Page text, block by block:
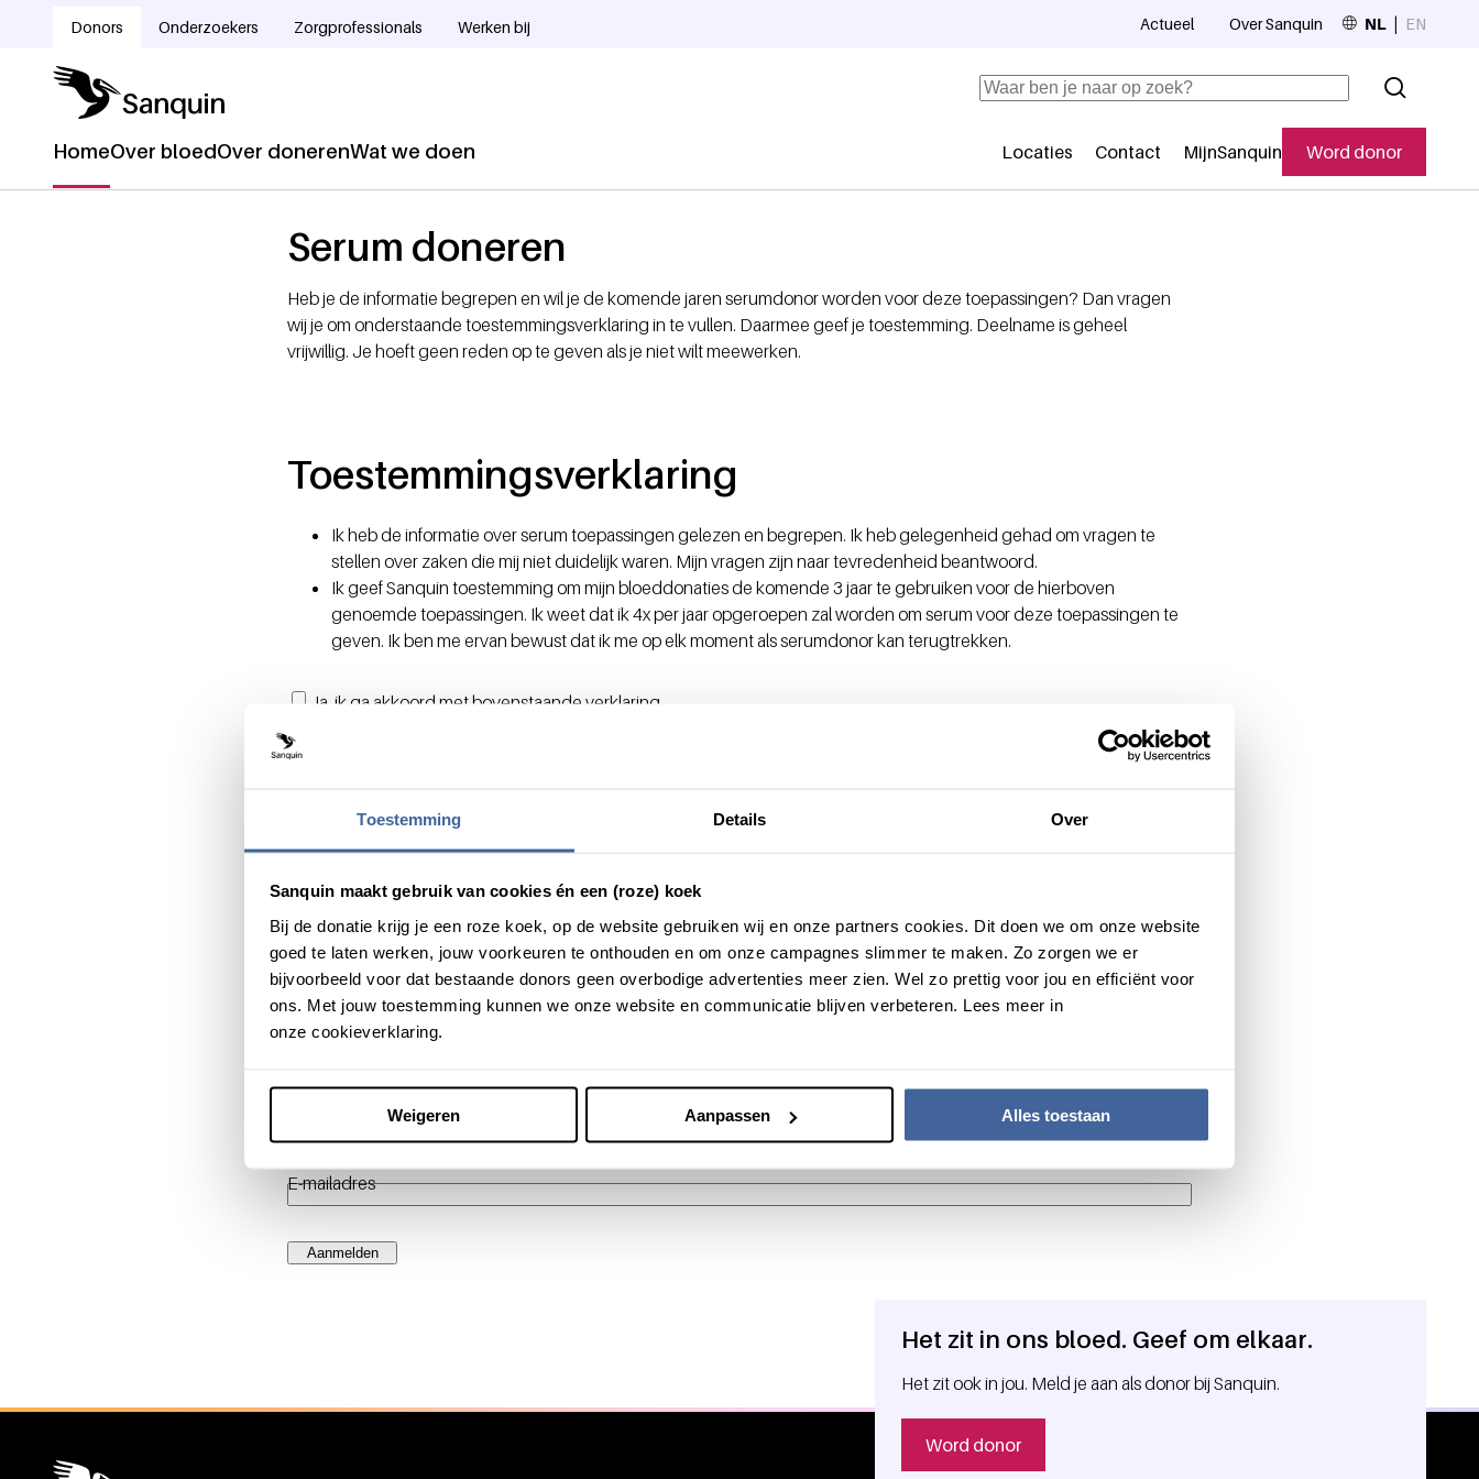
Toestemming Details Over
Sanquin maakt gebruik van cookies én een (roze) koek
Bij de donatie krijg je een roze koek, op de website gebruiken wij en onze partners cookies. Dit doen we om onze website
goed te laten werken, jouw voorkeuren te onthouden en om onze campagnes slimmer te maken. Zo zorgen we er
bijvoorbeeld voor dat bestaande donors geen overbodige advertenties meer zien. Wel zo prettig voor jou en efficiënt voor
ons. Met jouw toestemming kunnen we onze website en communicatie blijven verbeteren. Lees meer in
onze cookieverklaring.
Weigeren Aanpassen Alles toestaan
Donors Onderzoekers Zorgprofessionals Werken bij
Hoofdnavigatie
HomeOver bloedOver donerenWat we doen
Secundaire navigatie
Locaties Contact MijnSanquin Word donor
Actueel Over Sanquin NL EN
Zoeken
Kruimelpad
Home
Serum doneren
Heb je de informatie begrepen en wil je de komende jaren serumdonor worden voor deze toepassingen? Dan vragen
wij je om onderstaande toestemmingsverklaring in te vullen. Daarmee geef je toestemming. Deelname is geheel
vrijwillig. Je hoeft geen reden op te geven als je niet wilt meewerken.
Toestemmingsverklaring
Ik heb de informatie over serum toepassingen gelezen en begrepen. Ik heb gelegenheid gehad om vragen te
stellen over zaken die mij niet duidelijk waren. Mijn vragen zijn naar tevredenheid beantwoord.
Ik geef Sanquin toestemming om mijn bloeddonaties de komende 3 jaar te gebruiken voor de hierboven
genoemde toepassingen. Ik weet dat ik 4x per jaar opgeroepen zal worden om serum voor deze toepassingen te
geven. Ik ben me ervan bewust dat ik me op elk moment als serumdonor kan terugtrekken.
Ja, ik ga akkoord met bovenstaande verklaring.
Donornummer
Je vindt je 7-cijferige donornummer in de e-mails die je van ons ontvangt.
Achternaam
Vul hier je achternaam in zoals vermeld in je paspoort / identiteitskaart / rijbewijs.
Geboortedatum
Telefoonnummer
Bijvoorbeeld: +31612345678
E-mailadres
Aanmelden
Het zit in ons bloed. Geef om elkaar.
Het zit ook in jou. Meld je aan als donor bij Sanquin.
Word donor